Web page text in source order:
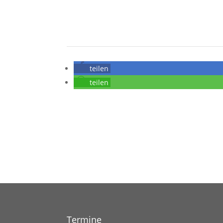
teilen
teilen
Termine